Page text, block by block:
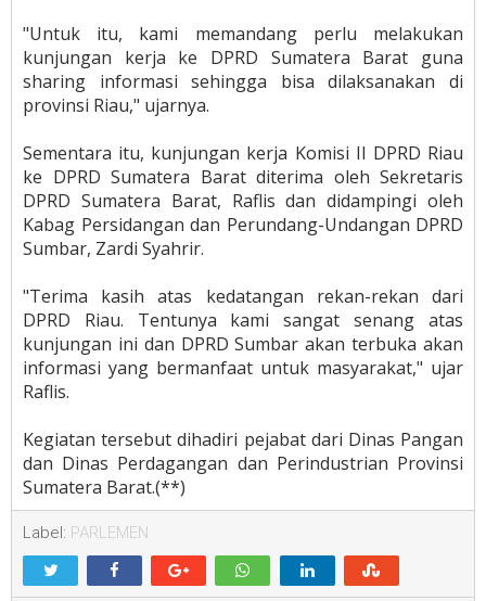
"Untuk itu, kami memandang perlu melakukan
kunjungan kerja ke DPRD Sumatera Barat guna
sharing informasi sehingga bisa dilaksanakan di
provinsi Riau," ujarnya.
Sementara itu, kunjungan kerja Komisi II DPRD Riau
ke DPRD Sumatera Barat diterima oleh Sekretaris
DPRD Sumatera Barat, Raflis dan didampingi oleh
Kabag Persidangan dan Perundang-Undangan DPRD
Sumbar, Zardi Syahrir.
"Terima kasih atas kedatangan rekan-rekan dari
DPRD Riau. Tentunya kami sangat senang atas
kunjungan ini dan DPRD Sumbar akan terbuka akan
informasi yang bermanfaat untuk masyarakat," ujar
Raflis.
Kegiatan tersebut dihadiri pejabat dari Dinas Pangan
dan Dinas Perdagangan dan Perindustrian Provinsi
Sumatera Barat.(**)
Label: PARLEMEN